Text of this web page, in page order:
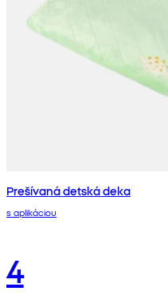
Prešívaná detská deka
s aplikáciou
4